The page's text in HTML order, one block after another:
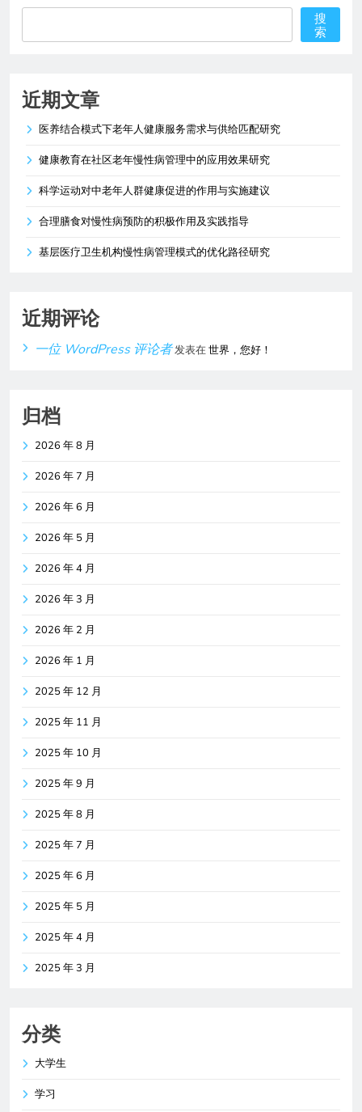
搜
索
近期文章
医养结合模式下老年人健康服务需求与供给匹配研究
健康教育在社区老年慢性病管理中的应用效果研究
科学运动对中老年人群健康促进的作用与实施建议
合理膳食对慢性病预防的积极作用及实践指导
基层医疗卫生机构慢性病管理模式的优化路径研究
近期评论
一位 WordPress 评论者发表在世界，您好！
归档
2026 年 8 月
2026 年 7 月
2026 年 6 月
2026 年 5 月
2026 年 4 月
2026 年 3 月
2026 年 2 月
2026 年 1 月
2025 年 12 月
2025 年 11 月
2025 年 10 月
2025 年 9 月
2025 年 8 月
2025 年 7 月
2025 年 6 月
2025 年 5 月
2025 年 4 月
2025 年 3 月
分类
大学生
学习